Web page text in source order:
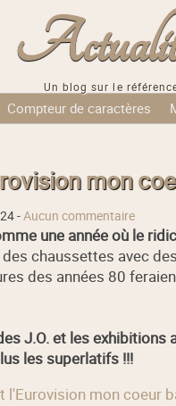
Un blog sur le
Compteur de caractères
mon
-Aucun commentaire
une année où le
chaussettes avec
des années 80
J.O. et les exhibitions
les superlatifs !!!
l'Eurovision mon coeur